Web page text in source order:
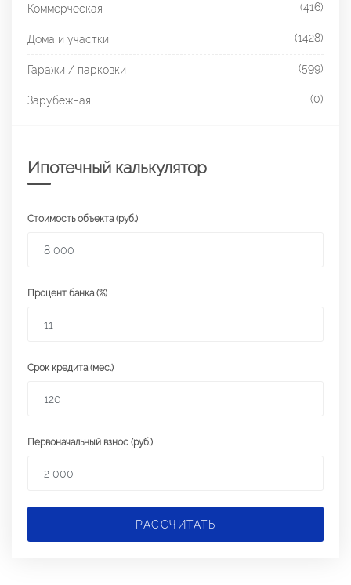
Коммерческая (416)
Дома и участки (1428)
Гаражи / парковки (599)
Зарубежная (0)
Ипотечный калькулятор
Стоимость объекта (руб.)
Процент банка (%)
Срок кредита (мес.)
Первоначальный взнос (руб.)
РАССЧИТАТЬ